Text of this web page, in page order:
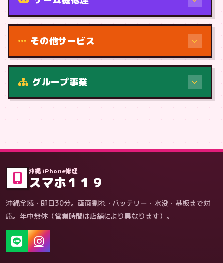
症状・内容から
その他サービス
グループ事業
沖縄 iPhone修理
スマホ１１９
沖縄全域・即日30分。画面割れ・バッテリー・水没・基板まで対
応。年中無休（営業時間は店舗により異なります）。